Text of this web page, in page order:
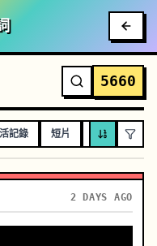
5660
記錄 短片 音樂影片
2 DAYS AGO